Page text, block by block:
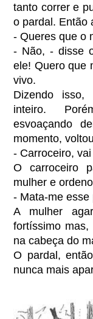
tanto correr e
o pardal. Então
- Queres que o
- Não, - disse
ele! Quero que
vivo.
Dizendo
inteiro.
esvoaçando
momento,
- Carroceiro,
O carroceiro
mulher e
- Mata-me
A mulher
fortíssimo
na cabeça do
O pardal,
nunca mais